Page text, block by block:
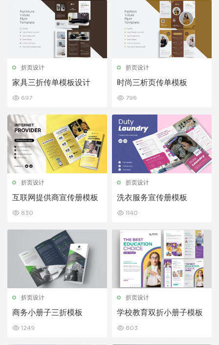
折页设计
家具三折传单模板设计
697
折页设计
时尚三析页传单模板
796
折页设计
互联网提供商宣传册模板
830
折页设计
洗衣服务宣传册模板
1140
折页设计
商务小册子三折模板
1249
折页设计
学校教育双折小册子模板
803